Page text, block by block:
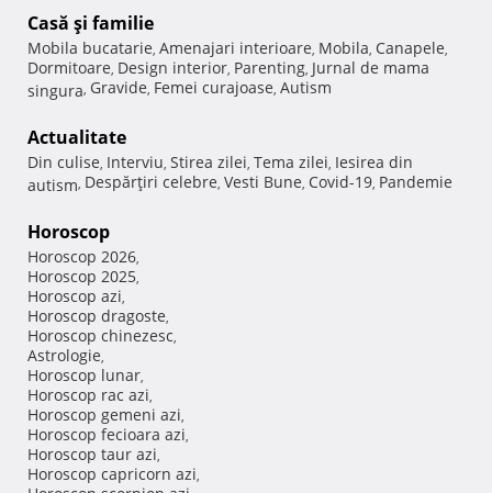
Casă şi familie
Mobila bucatarie, Amenajari interioare, Mobila, Canapele,
Dormitoare, Design interior, Parenting, Jurnal de mama
singura, Gravide, Femei curajoase, Autism
Actualitate
Din culise, Interviu, Stirea zilei, Tema zilei, Iesirea din
autism, Despărţiri celebre, Vesti Bune, Covid-19, Pandemie
Horoscop
Horoscop 2026,
Horoscop 2025,
Horoscop azi,
Horoscop dragoste,
Horoscop chinezesc,
Astrologie,
Horoscop lunar,
Horoscop rac azi,
Horoscop gemeni azi,
Horoscop fecioara azi,
Horoscop taur azi,
Horoscop capricorn azi,